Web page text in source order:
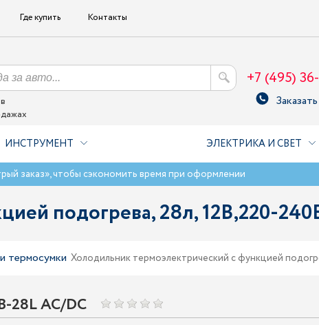
Где купить Контакты
+7 (495)
ИНСТРУМЕНТ ЭЛЕКТРИКА И СВЕТ
заказ», чтобы сэкономить время при оформлении
подогрева, 28л, 12В,220-
термосумки Холодильник термоэлектрический с функцией
28L AC/DC